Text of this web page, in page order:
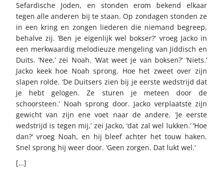
Sefardische Joden, en stonden erom bekend elkaar
tegen alle anderen bij te staan. Op zondagen stonden ze
in een kring en zongen liederen die niemand begreep,
behalve zij. ‘Ben je eigenlijk wel bokser?’ vroeg Jacko in
een merkwaardig melodieuze mengeling van Jiddisch en
Duits. ‘Nee,’ zei Noah. ‘Wat weet je van boksen?’ ‘Niets.’
Jacko keek hoe Noah sprong. Hoe het zweet over zijn
slapen rolde. ‘De Duitsers zien bij je eerste wedstrijd dat
je hebt gelogen. Ze sturen je meteen door de
schoorsteen.’ Noah sprong door. Jacko verplaatste zijn
gewicht van zijn ene voet naar de andere. ‘Je eerste
wedstrijd is tegen mij,’ zei Jacko, ‘dat zal wel lukken.’ ‘Hoe
dan?’ vroeg Noah, en hij bleef achter het touw haken.
Snel sprong hij weer door. ‘Geen zorgen. Dat lukt wel.’
[…]